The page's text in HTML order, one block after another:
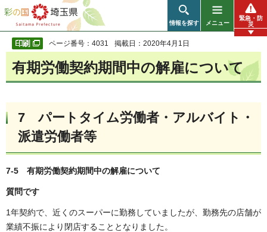
彩の国 埼玉県
情報を探す メニュー
緊急・防
災
ページ番号：4031 掲載日：2020年4月1日
有期労働契約期間中の解雇について
7 パートタイム労働者・アルバイト・
派遣労働者等
7-5 有期労働契約期間中の解雇について
質問です
1年契約で、近くのスーパーに勤務していましたが、勤務先の店舗が
業績不振により閉店することとなりました。